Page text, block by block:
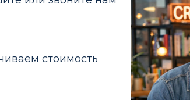
стоимость